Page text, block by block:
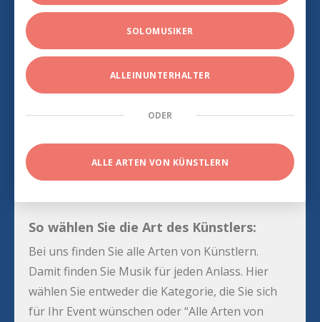
SOLOMUSIKER
ALLEINUNTERHALTER
ODER
ALLE ARTEN VON KÜNSTLERN
So wählen Sie die Art des Künstlers:
Bei uns finden Sie alle Arten von Künstlern.
Damit finden Sie Musik für jeden Anlass. Hier
wählen Sie entweder die Kategorie, die Sie sich
für Ihr Event wünschen oder “Alle Arten von